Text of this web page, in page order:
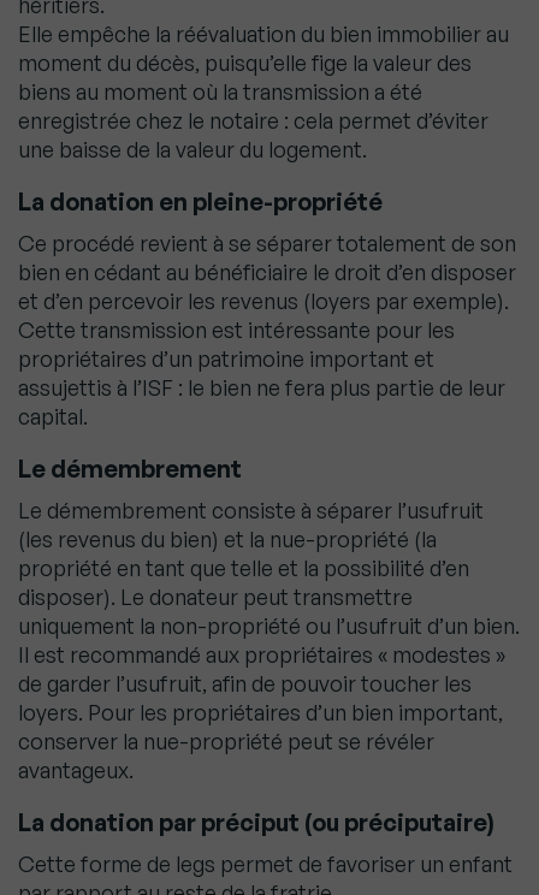
Elle empêche la réévaluation du bien immobilier au
moment du décès, puisqu’elle fige la valeur des
biens au moment où la transmission a été
enregistrée chez le notaire : cela permet d’éviter
une baisse de la valeur du logement.
La donation en pleine-propriété
Ce procédé revient à se séparer totalement de son
bien en cédant au bénéficiaire le droit d’en disposer
et d’en percevoir les revenus (loyers par exemple).
Cette transmission est intéressante pour les
propriétaires d’un patrimoine important et
assujettis à l’ISF : le bien ne fera plus partie de leur
capital.
Le démembrement
Le démembrement consiste à séparer l’usufruit
(les revenus du bien) et la nue-propriété (la
propriété en tant que telle et la possibilité d’en
disposer). Le donateur peut transmettre
uniquement la non-propriété ou l’usufruit d’un bien.
Il est recommandé aux propriétaires « modestes »
de garder l’usufruit, afin de pouvoir toucher les
loyers. Pour les propriétaires d’un bien important,
conserver la nue-propriété peut se révéler
avantageux.
La donation par préciput (ou préciputaire)
Cette forme de legs permet de favoriser un enfant